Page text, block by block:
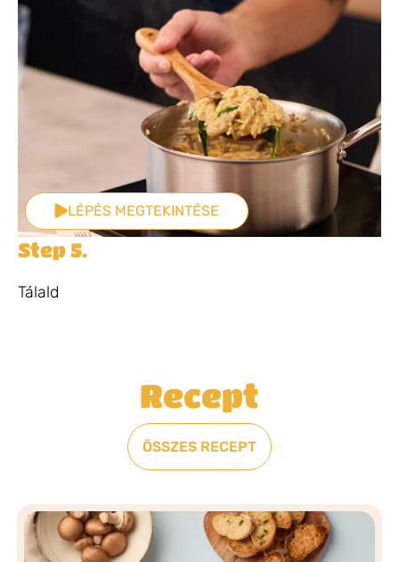
LÉPÉS MEGTEKINTÉSE
Step 5.
Tálald
Recept
ÖSSZES RECEPT